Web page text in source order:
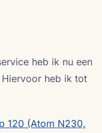
heb ik nu een
heb ik tot
120 (Atom N230,